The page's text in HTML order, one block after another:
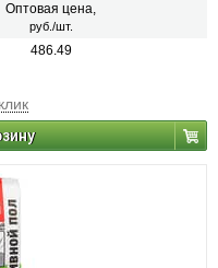
Оптовая цена,
руб./шт.
486.49